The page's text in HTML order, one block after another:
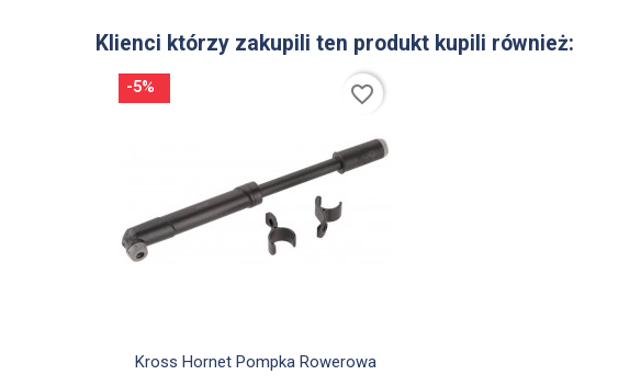
Klienci którzy zakupili ten produkt kupili również:
Szybki podgląd
Kross Hornet Pompka Rowerowa
-5% favorite_border